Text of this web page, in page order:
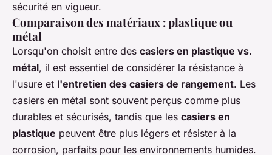
sécurité en vigueur.
Comparaison des matériaux : plastique ou
métal
Lorsqu'on choisit entre des casiers en plastique vs.
métal, il est essentiel de considérer la résistance à
l'usure et l'entretien des casiers de rangement. Les
casiers en métal sont souvent perçus comme plus
durables et sécurisés, tandis que les casiers en
plastique peuvent être plus légers et résister à la
corrosion, parfaits pour les environnements humides.